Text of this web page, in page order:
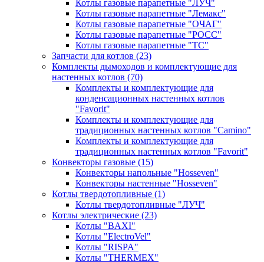
Котлы газовые парапетные "ЛУЧ"
Котлы газовые парапетные "Лемакс"
Котлы газовые парапетные "ОЧАГ"
Котлы газовые парапетные "РОСС"
Котлы газовые парапетные "ТС"
Запчасти для котлов (23)
Комплекты дымоходов и комплектующие для
настенных котлов (70)
Комплекты и комплектующие для
конденсационных настенных котлов
"Favorit"
Комплекты и комплектующие для
традиционных настенных котлов "Camino"
Комплекты и комплектующие для
традиционных настенных котлов "Favorit"
Конвекторы газовые (15)
Конвекторы напольные "Hosseven"
Конвекторы настенные "Hosseven"
Котлы твердотопливные (1)
Котлы твердотопливные "ЛУЧ"
Котлы электрические (23)
Котлы "BAXI"
Котлы "ElectroVel"
Котлы "RISPA"
Котлы "THERMEX"